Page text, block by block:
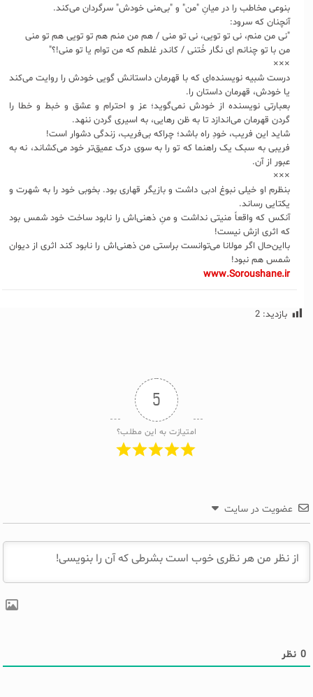
بنوعی مخاطب را در میانِ "من" و "بی‌منی خودش" سرگردان می‌کند.
آنچنان که سرود:
"نی من منم، نی تو تویی، نی تو منی / هم من منم هم تو تویی هم تو منی
من با تو چنانم ای نگار خُتنی / کاندر غلطم که من توام یا تو منی!؟"
×××
درست شبیه نویسنده‌ای که با قهرمان داستانش گویی خودش را روایت می‌کند
یا خودش، قهرمان داستان را.
بعبارتی نویسنده از خودش نمی‌گوید؛ عز و احترام و عشق و خبط و خطا را
گردن قهرمان می‌اندازد تا به ظن رهایی، به اسیری گردن ننهد.
شاید این فریب، خودِ راه باشد؛ چراکه بی‌فریب، زندگی دشوار است!
فریبی به سبک یک راهنما که تو را به سوی درک عمیق‌تر خود می‌کشاند، نه به
عبور از آن.
×××
بنظرم او خیلی نبوغ ادبی داشت و بازیگر قهاری بود. بخوبی خود را به شهرت و
یکتایی رساند.
آنکس که واقعاً منیتی نداشت و منِ ذهنی‌اش را نابود ساخت خود شمس بود
که اثری ازش نیست!
بااین‌حال اگر مولانا می‌توانست براستی من ذهنی‌اش را نابود کند اثری از دیوان
شمس هم نبود!
www.Soroushane.ir
بازدید: 2
5
امتیازت به این مطلب؟
عضویت در سایت
0 نظر